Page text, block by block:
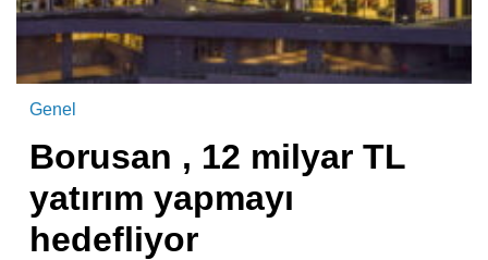
Genel
Borusan , 12 milyar TL
yatırım yapmayı
hedefliyor